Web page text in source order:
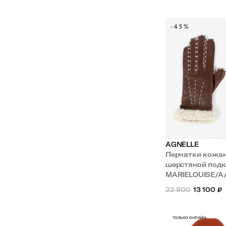
-45%
AGNELLE
Перчатки
шерстяной
MARIELOUISE/
22 800 13 100 ₽
ТОЛЬКО ОНЛАЙН